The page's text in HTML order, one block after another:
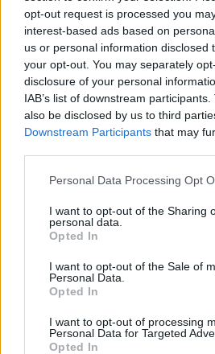
opt-out request is processed you
interest-based ads based on
us or personal information disclosed
your opt-out. You may separately
disclosure of your personal
IAB’s list of downstream
also be disclosed by us to third
Downstream Participants that may
Personal Data Processing Opt
I want to opt-out of the Sharing
personal data.
Opted In
I want to opt-out of the Sale of
Personal Data.
Opted In
I want to opt-out of processing
Personal Data for Targeted
Opted In
Ανακοινώθηκε από την
Ντουμπάι ο Σενγκέλια (pics)
Β.Σ.
low
Metlen: Ρεκόρ EBITDA στο α' εξάμηνο,
Χρηματοδότηση 8 εκατ. ευρώ
σε 843 μέσα ενημέρωσης-
Ξεκίνησε το πενταετές